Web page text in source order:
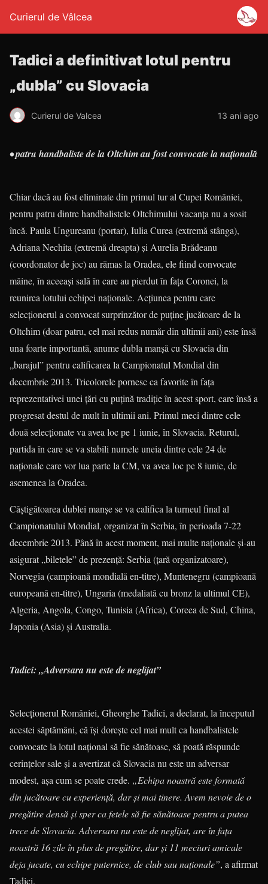
Curierul de Vâlcea
Tadici a definitivat lotul pentru
„dubla” cu Slovacia
Curierul de Valcea 13 ani ago
• patru handbaliste de la Oltchim au fost convocate la naţională
Chiar dacă au fost eliminate din primul tur al Cupei României,
pentru patru dintre handbalistele Oltchimului vacanţa nu a sosit
încă. Paula Ungureanu (portar), Iulia Curea (extremă stânga),
Adriana Nechita (extremă dreapta) şi Aurelia Brădeanu
(coordonator de joc) au rămas la Oradea, ele fiind convocate
mâine, în aceeaşi sală în care au pierdut în faţa Coronei, la
reunirea lotului echipei naţionale. Acţiunea pentru care
selecţionerul a convocat surprinzător de puţine jucătoare de la
Oltchim (doar patru, cel mai redus număr din ultimii ani) este însă
una foarte importantă, anume dubla manşă cu Slovacia din
„barajul” pentru calificarea la Campionatul Mondial din
decembrie 2013. Tricolorele pornesc ca favorite în faţa
reprezentativei unei ţări cu puţină tradiţie în acest sport, care însă a
progresat destul de mult în ultimii ani. Primul meci dintre cele
două selecţionate va avea loc pe 1 iunie, în Slovacia. Returul,
partida în care se va stabili numele uneia dintre cele 24 de
naţionale care vor lua parte la CM, va avea loc pe 8 iunie, de
asemenea la Oradea.
Câştigătoarea dublei manşe se va califica la turneul final al
Campionatului Mondial, organizat în Serbia, în perioada 7-22
decembrie 2013. Până în acest moment, mai multe naţionale şi-au
asigurat „biletele” de prezenţă: Serbia (ţară organizatoare),
Norvegia (campioană mondială en-titre), Muntenegru (campioană
europeană en-titre), Ungaria (medaliată cu bronz la ultimul CE),
Algeria, Angola, Congo, Tunisia (Africa), Coreea de Sud, China,
Japonia (Asia) şi Australia.
Tadici: „Adversara nu este de neglijat”
Selecţionerul României, Gheorghe Tadici, a declarat, la începutul
acestei săptămâni, că îşi doreşte cel mai mult ca handbalistele
convocate la lotul naţional să fie sănătoase, să poată răspunde
cerinţelor sale şi a avertizat că Slovacia nu este un adversar
modest, aşa cum se poate crede. „Echipa noastră este formată
din jucătoare cu experienţă, dar şi mai tinere. Avem nevoie de o
pregătire densă şi sper ca fetele să fie sănătoase pentru a putea
trece de Slovacia. Adversara nu este de neglijat, are în faţa
noastră 16 zile în plus de pregătire, dar şi 11 meciuri amicale
deja jucate, cu echipe puternice, de club sau naţionale”, a afirmat
Tadici.